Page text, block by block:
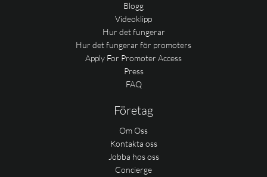
Blogg
Videoklipp
Hur det fungerar
Hur det fungerar för promoters
Apply For Promoter Access
Press
FAQ
Företag
Om Oss
Kontakta oss
Jobba hos oss
Concierge